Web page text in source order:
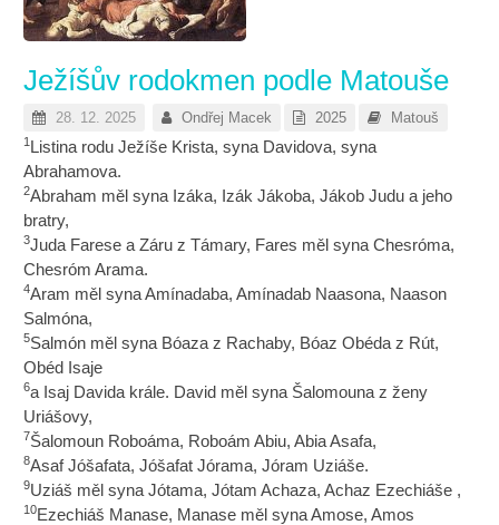
Ježíšův rodokmen podle Matouše
28. 12. 2025 Ondřej Macek 2025 Matouš
1 Listina rodu Ježíše Krista, syna Davidova, syna
Abrahamova.
2Abraham měl syna Izáka, Izák Jákoba, Jákob Judu a jeho
bratry,
3Juda Farese a Záru z Támary, Fares měl syna Chesróma,
Chesróm Arama.
4Aram měl syna Amínadaba, Amínadab Naasona, Naason
Salmóna,
5Salmón měl syna Bóaza z Rachaby, Bóaz Obéda z Rút,
Obéd Isaje
6a Isaj Davida krále. David měl syna Šalomouna z ženy
Uriášovy,
7Šalomoun Roboáma, Roboám Abiu, Abia Asafa,
8Asaf Jóšafata, Jóšafat Jórama, Jóram Uziáše.
9Uziáš měl syna Jótama, Jótam Achaza, Achaz Ezechiáše ,
10Ezechiáš Manase, Manase měl syna Amose, Amos